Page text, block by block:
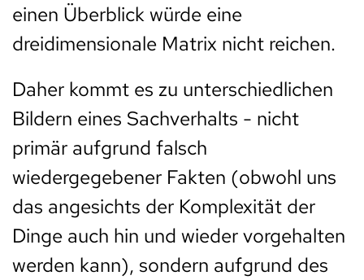
einen Überblick würde eine
dreidimensionale Matrix nicht reichen.
Daher kommt es zu unterschiedlichen
Bildern eines Sachverhalts - nicht
primär aufgrund falsch
wiedergegebener Fakten (obwohl uns
das angesichts der Komplexität der
Dinge auch hin und wieder vorgehalten
werden kann), sondern aufgrund des